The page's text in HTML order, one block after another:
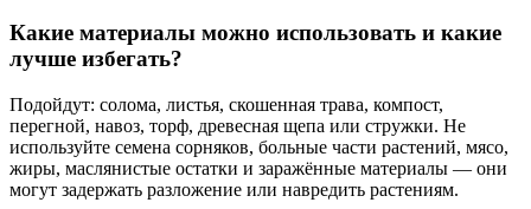
Какие материалы можно использовать и какие
лучше избегать?
Подойдут: солома, листья, скошенная трава, компост,
перегной, навоз, торф, древесная щепа или стружки. Не
используйте семена сорняков, больные части растений, мясо,
жиры, маслянистые остатки и заражённые материалы — они
могут задержать разложение или навредить растениям.